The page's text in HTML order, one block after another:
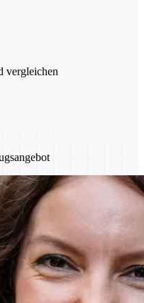
vergleichen